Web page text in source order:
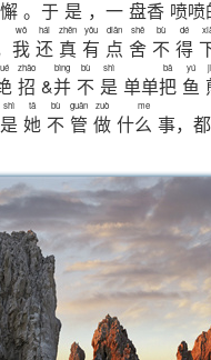
懈 。 于 是 ， 一 盘香 喷喷
我
wǒ
还
hái
真
zhēn
有
yǒu
点
diǎn
舍
shě
不
bù
得
dé
招
zhāo
&并
bìng
不
bù
是
shì
单单把
bǎ
鱼
yú
是
shì
她
tā
不
bù
管
guǎn
做
zuò
什么
me
事，都